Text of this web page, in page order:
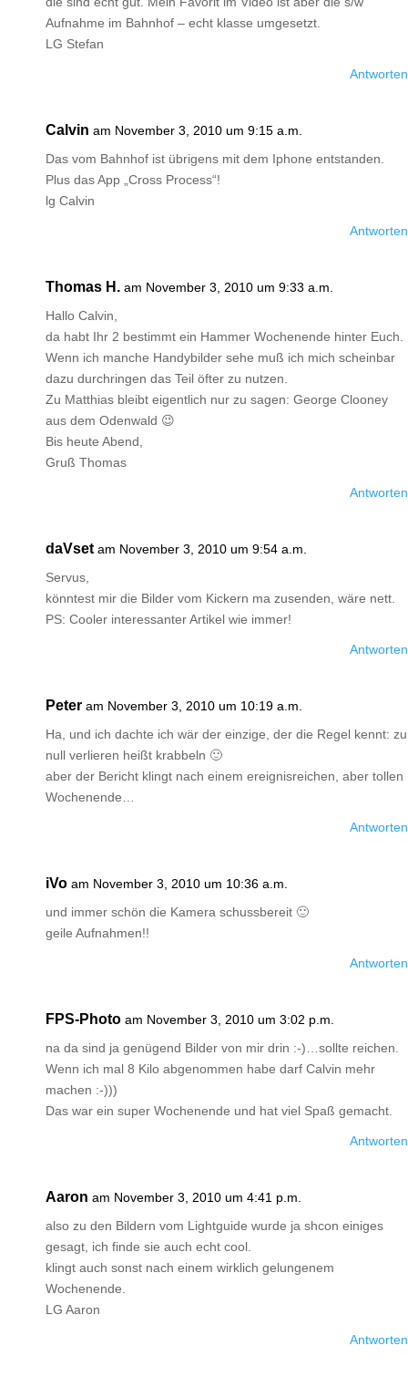
Aufnahme im Bahnhof – echt klasse umgesetzt.
LG Stefan
Antworten
Calvin am November 3, 2010 um 9:15 a.m.
Das vom Bahnhof ist übrigens mit dem Iphone entstanden.
Plus das App „Cross Process“!
lg Calvin
Antworten
Thomas H. am November 3, 2010 um 9:33 a.m.
Hallo Calvin,
da habt Ihr 2 bestimmt ein Hammer Wochenende hinter Euch.
Wenn ich manche Handybilder sehe muß ich mich scheinbar
dazu durchringen das Teil öfter zu nutzen.
Zu Matthias bleibt eigentlich nur zu sagen: George Clooney
aus dem Odenwald 😉
Bis heute Abend,
Gruß Thomas
Antworten
daVset am November 3, 2010 um 9:54 a.m.
Servus,
könntest mir die Bilder vom Kickern ma zusenden, wäre nett.
PS: Cooler interessanter Artikel wie immer!
Antworten
Peter am November 3, 2010 um 10:19 a.m.
Ha, und ich dachte ich wär der einzige, der die Regel kennt: zu
null verlieren heißt krabbeln 🙂
aber der Bericht klingt nach einem ereignisreichen, aber tollen
Wochenende…
Antworten
iVo am November 3, 2010 um 10:36 a.m.
und immer schön die Kamera schussbereit 🙂
geile Aufnahmen!!
Antworten
FPS-Photo am November 3, 2010 um 3:02 p.m.
na da sind ja genügend Bilder von mir drin :-)…sollte reichen.
Wenn ich mal 8 Kilo abgenommen habe darf Calvin mehr
machen :-)))
Das war ein super Wochenende und hat viel Spaß gemacht.
Antworten
Aaron am November 3, 2010 um 4:41 p.m.
also zu den Bildern vom Lightguide wurde ja shcon einiges
gesagt, ich finde sie auch echt cool.
klingt auch sonst nach einem wirklich gelungenem
Wochenende.
LG Aaron
Antworten